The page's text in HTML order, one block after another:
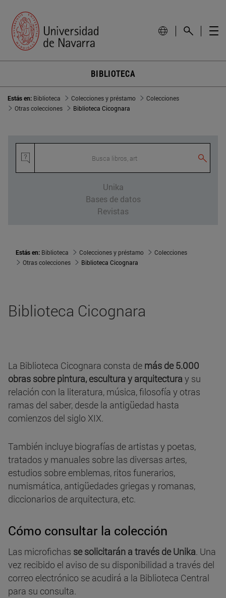
BIBLIOTECA
Estás en: Biblioteca Colecciones y préstamo
Colecciones
Otras colecciones
Biblioteca Cicognara
Busca libros, artíc
Unika
Bases de datos
Revistas
Estás en: Biblioteca Colecciones y préstamo
Colecciones
Otras colecciones
Biblioteca Cicognara
Biblioteca Cicognara
La Biblioteca Cicognara consta de más de 5.000
obras sobre pintura, escultura y arquitecturay su
relación con la literatura, música, filosofía y otras
ramas del saber, desde la antigüedad hasta
comienzos del siglo XIX.
También incluye biografías de artistas y poetas,
tratados y manuales sobre las diversas artes,
estudios sobre emblemas, ritos funerarios,
numismática, antigüedades griegas y romanas,
diccionarios de arquitectura, etc.
Cómo consultar la colección
Las microfichas se solicitarán a través de Unika. Una
vez recibido el aviso de su disponibilidad a través del
correo electrónico se acudirá a la Biblioteca Central
para su consulta.